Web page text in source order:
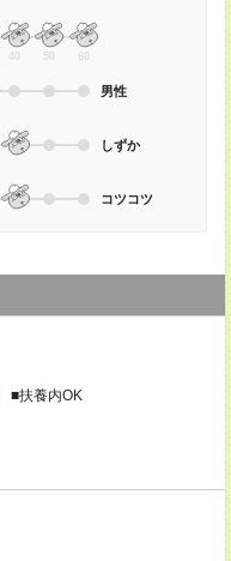
40 50 60
男性
しずか
コツコツ
■扶養内OK